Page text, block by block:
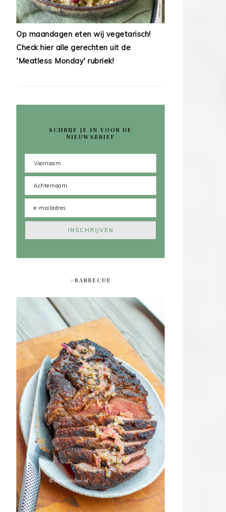
Op maandagen eten wij vegetarisch!
Check hier alle gerechten uit de
'Meatless Monday' rubriek!
SCHRIJF JE IN VOOR DE
NIEUWSBRIEF
#BARBECUE